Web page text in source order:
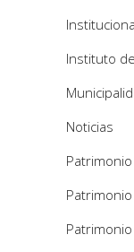
Instituto
Noticias